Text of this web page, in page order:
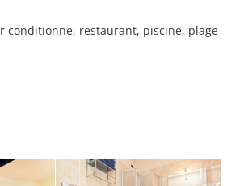
conditionne, restaurant, piscine, plage